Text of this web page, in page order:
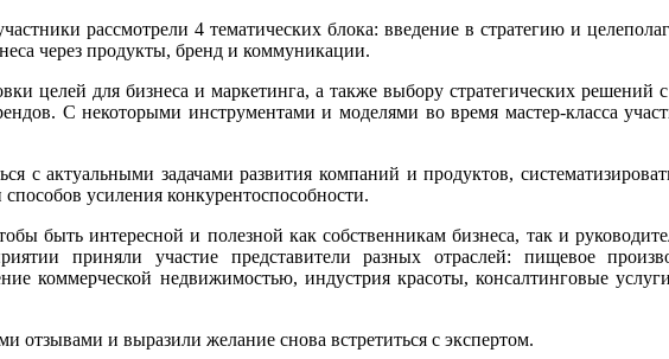
рассмотрели 4 тематических блока: введение в стратегию и
через продукты, бренд и коммуникации.
целей для бизнеса и маркетинга, а также выбору стратегических
С некоторыми инструментами и моделями во время мастер-класса
с актуальными задачами развития компаний и продуктов,
усиления конкурентоспособности.
быть интересной и полезной как собственникам бизнеса, так и
приняли участие представители разных отраслей: пищевое
коммерческой недвижимостью, индустрия красоты, консалтинговые
и выразили желание снова встретиться с экспертом.